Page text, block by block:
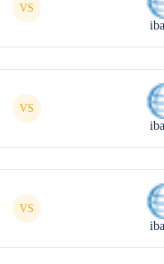
VS
VS
VS